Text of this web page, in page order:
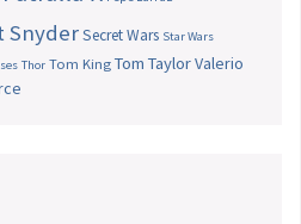
SnyderSecret Wars Star Wars
Thor Tom King Tom TaylorValerio